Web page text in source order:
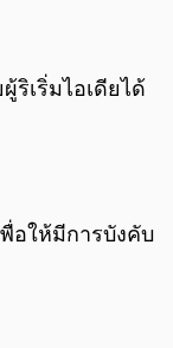
0:00 / 0:00
ริเริ่มไอเดียได้
อให้มีการบังคับ